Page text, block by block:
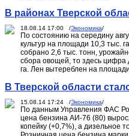
В районах Тверской
18.08.14 17:00 /Экономика/
По состоянию на середину
культур на площади 10,3 тыс.
собрано 2,6 тыс. тонн,
сбора овощей, то здесь цифра
га. Лен вытереблен на
В Тверской области
15.08.14 17:24 /Экономика/
По данным Управления ФАС
цена бензина АИ-76 (80)
копейку (+0,7%), а дизельное